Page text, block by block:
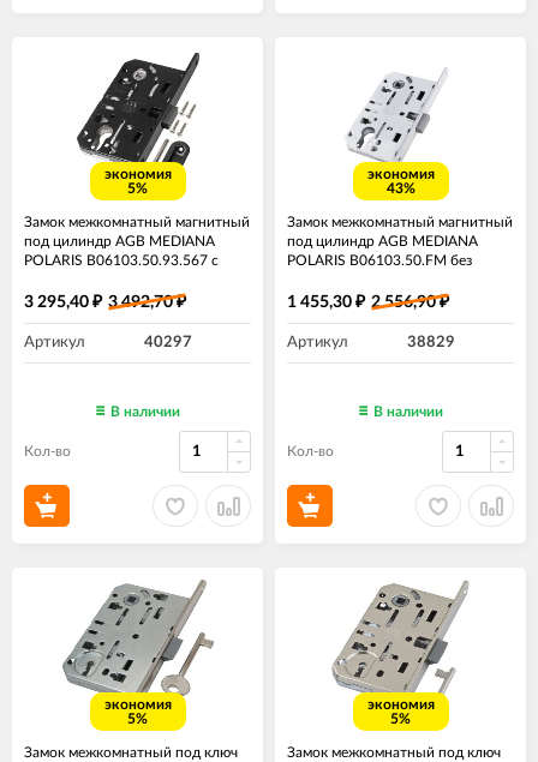
экономия
5%
Замок межкомнатный магнитный
под цилиндр AGB MEDIANA
POLARIS B06103.50.93.567 с
черный
3 295,40 ₽ 3 492,70₽
Артикул 40297
В наличии
Кол-во
экономия
43%
Замок межкомнатный магнитный
под цилиндр AGB MEDIANA
POLARIS B06103.50.FM без
1 455,30 ₽ 2 556,90₽
Артикул 38829
В наличии
Кол-во
экономия
5%
Замок межкомнатный под ключ
экономия
5%
Замок межкомнатный под ключ